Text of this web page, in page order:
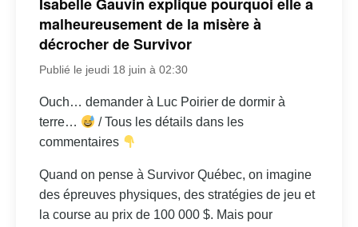
malheureusement de la misère à
décrocher de Survivor
Publié le jeudi 18 juin à 02:30
Ouch… demander à Luc Poirier de dormir à
terre…
/ Tous les détails dans les
commentaires
Quand on pense à Survivor Québec, on imagine
des épreuves physiques, des stratégies de jeu et
la course au prix de 100 000 $. Mais pour